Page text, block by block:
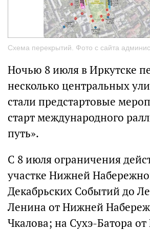
Схема перекрытий. Фото с сайта
Ночью 8 июля в Иркутске
несколько центральных
стали предстартовые
старт международного
путь».
С 8 июля ограничения
участке Нижней
Декабрьских Событий до
Ленина от Нижней
Чкалова; на Сухэ-Батора